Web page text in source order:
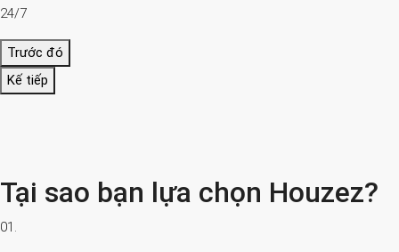
24/7
Trước đó
Kế tiếp
Tại sao bạn lựa chọn Houzez?
01.